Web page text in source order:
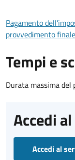
Pagamento
provvedimento finale
Tempi e
Durata massima
Accedi
Accedi al